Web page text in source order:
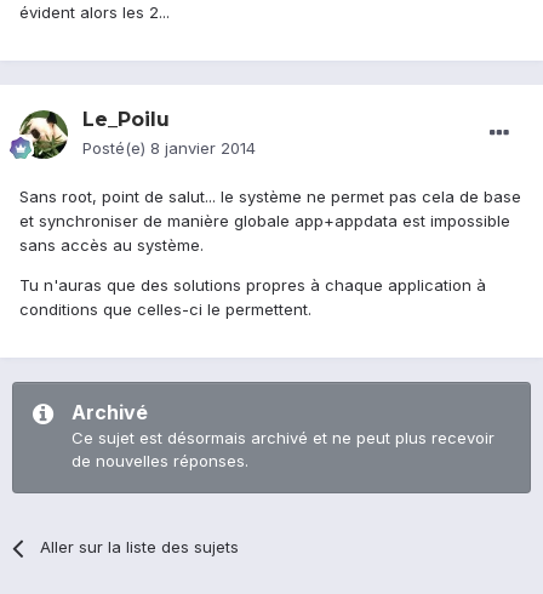
évident alors les 2...
Le_Poilu
Posté(e) 8 janvier 2014
Sans root, point de salut... le système ne permet pas cela de base
et synchroniser de manière globale app+appdata est impossible
sans accès au système.
Tu n'auras que des solutions propres à chaque application à
conditions que celles-ci le permettent.
Archivé
Ce sujet est désormais archivé et ne peut plus recevoir
de nouvelles réponses.
Aller sur la liste des sujets